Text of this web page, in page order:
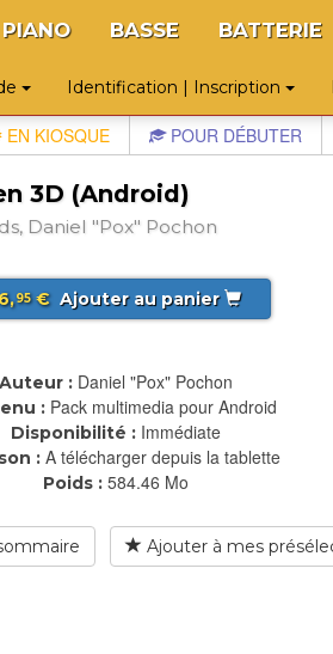
PIANO BASSE BATTERIE
Identification | Inscription
EN KIOSQUE POUR DÉBUTER
3D (Android)
Daniel "Pox" Pochon
95€ Ajouter au panier
Auteur : Daniel "Pox" Pochon
: Pack multimedia pour Android
Disponibilité : Immédiate
: A télécharger depuis la tablette
Poids : 584.46 Mo
Ajouter à mes